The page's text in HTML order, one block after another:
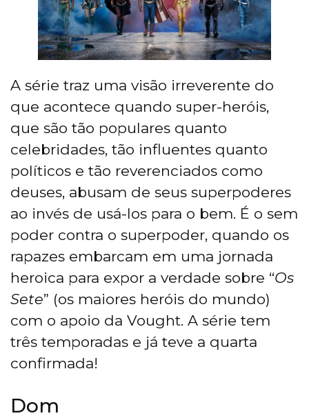
A série traz uma visão irreverente do
que acontece quando super-heróis,
que são tão populares quanto
celebridades, tão influentes quanto
políticos e tão reverenciados como
deuses, abusam de seus superpoderes
ao invés de usá-los para o bem. É o sem
poder contra o superpoder, quando os
rapazes embarcam em uma jornada
heroica para expor a verdade sobre “Os
Sete” (os maiores heróis do mundo)
com o apoio da Vought. A série tem
três temporadas e já teve a quarta
confirmada!
Dom